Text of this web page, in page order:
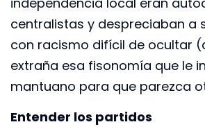
centralistas y despreciaban a
con racismo difícil de ocultar
extraña esa fisonomía que le
mantuano para que parezca
Entender los partidos